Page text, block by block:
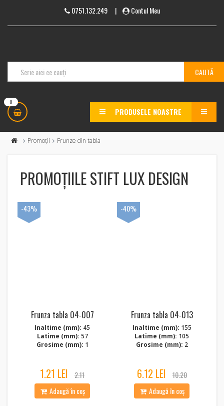
0751.132.249| Contul Meu
0
PRODUSELE NOASTRE MENU
Promoții Frunze din tabla
PROMOȚIILE STIFT LUX DESIGN
Frunza tabla 04‑007
Inaltime (mm): 45
Latime (mm): 57
Grosime (mm): 1
1.21 LEI 2.11
-43%
Adaugă în coș
Frunza tabla 04‑013
Inaltime (mm): 155
Latime (mm): 105
Grosime (mm): 2
6.12 LEI 10.20
-40%
Adaugă în coș